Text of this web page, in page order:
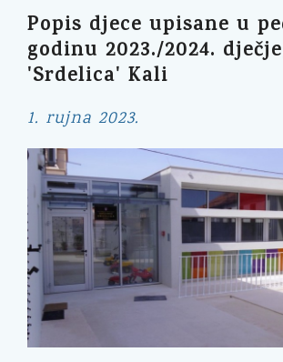
Popis djece upisane u
godinu 2023./2024.
'Srdelica' Kali
1. rujna 2023.